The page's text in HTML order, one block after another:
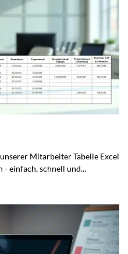
Mitarbeiter Tabelle Excel
- einfach, schnell und...